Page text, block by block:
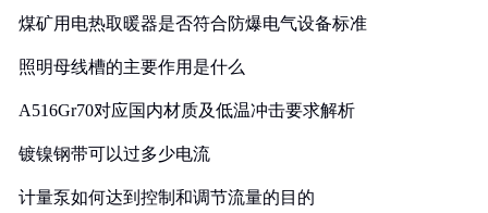
煤矿用电热取暖器是否符合防爆电气设备标准
照明母线槽的主要作用是什么
A516Gr70对应国内材质及低温冲击要求解析
镀镍钢带可以过多少电流
计量泵如何达到控制和调节流量的目的